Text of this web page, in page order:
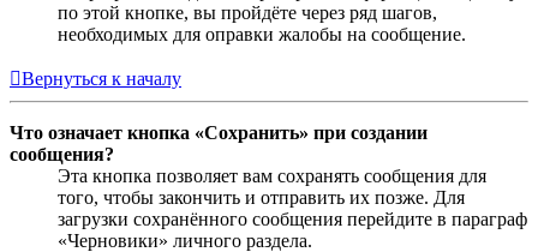
по этой кнопке, вы пройдёте через ряд шагов,
необходимых для оправки жалобы на сообщение.
Вернуться к началу
Что означает кнопка «Сохранить» при создании
сообщения?
Эта кнопка позволяет вам сохранять сообщения для
того, чтобы закончить и отправить их позже. Для
загрузки сохранённого сообщения перейдите в параграф
«Черновики» личного раздела.